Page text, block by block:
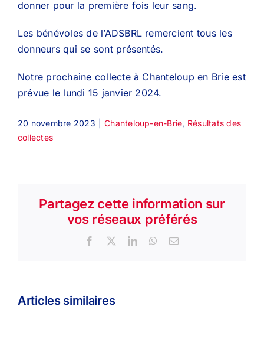
donner pour la première fois leur sang.
Les bénévoles de l’ADSBRL remercient tous les
donneurs qui se sont présentés.
Notre prochaine collecte à Chanteloup en Brie est
prévue le lundi 15 janvier 2024.
20 novembre 2023 Chanteloup-en-Brie, Résultats des
collectes
Partagez cette information sur
vos réseaux préférés
Facebook
X LinkedInWhatsApp
Email
Articles similaires